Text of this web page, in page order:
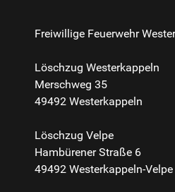
Freiwillige Feuerwehr
Löschzug Westerkappeln
Merschweg 35
49492 Westerkappeln
Löschzug Velpe
Hambürener Straße 6
49492 Westerkappeln-Velpe